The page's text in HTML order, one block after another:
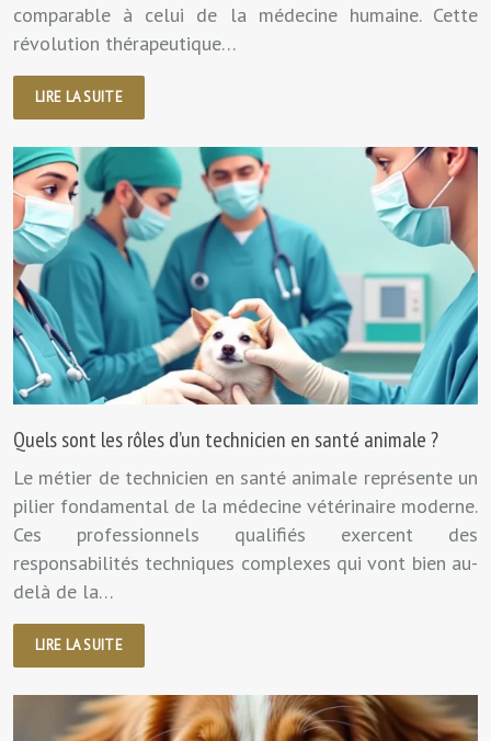
comparable à celui de la médecine humaine. Cette
révolution thérapeutique…
LIRE LA SUITE
Quels sont les rôles d’un technicien en santé animale ?
Le métier de technicien en santé animale représente un
pilier fondamental de la médecine vétérinaire moderne.
Ces professionnels qualifiés exercent des
responsabilités techniques complexes qui vont bien au-
delà de la…
LIRE LA SUITE